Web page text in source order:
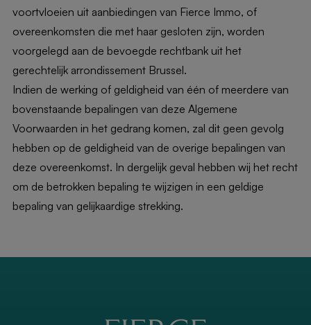
voortvloeien uit aanbiedingen van Fierce Immo, of
overeenkomsten die met haar gesloten zijn, worden
voorgelegd aan de bevoegde rechtbank uit het
gerechtelijk arrondissement Brussel.
Indien de werking of geldigheid van één of meerdere van
bovenstaande bepalingen van deze Algemene
Voorwaarden in het gedrang komen, zal dit geen gevolg
hebben op de geldigheid van de overige bepalingen van
deze overeenkomst. In dergelijk geval hebben wij het recht
om de betrokken bepaling te wijzigen in een geldige
bepaling van gelijkaardige strekking.